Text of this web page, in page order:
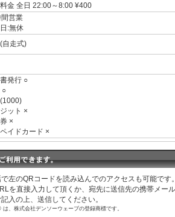
金 全日 22:00～8:00 ¥400
営業
:無休
自走式)
発行 ○
○
ット ×
×
イドカード ×
バー ○
○
まで
まで
まで
2.00t まで
左のQRコードを読み込んでのアクセスも可能です
を直接入力して頂くか、宛先に送信先の携帯メー
入の上、送信してください。
、株式会社デンソーウェーブの登録商標です。